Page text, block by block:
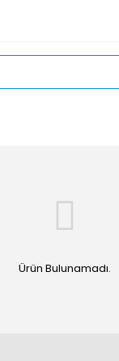
Ürün Bulunamadı.